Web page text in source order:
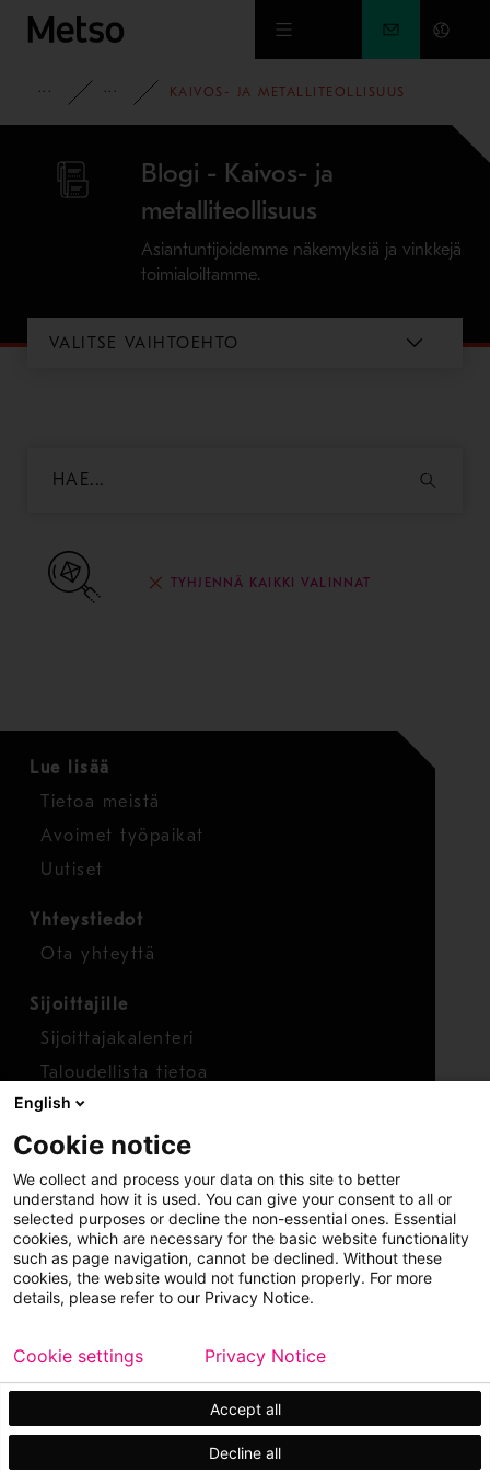
Siirry pääsisältöön
INSIGHTSBLOGI
KAIVOS- JA METALLITEOLLISUUS
Blogi - Kaivos- ja
metalliteollisuus
Asiantuntijoidemme näkemyksiä ja vinkkejä
toimialoiltamme.
VALITSE VAIHTOEHTO
TYHJENNÄ KAIKKI VALINNAT
Lue lisää
Tietoa meistä
Avoimet työpaikat
Uutiset
Yhteystiedot
Ota yhteyttä
Sijoittajille
Sijoittajakalenteri
Taloudellista tietoa
Osakkeet
Raportoi huolenaihe
Whistleblower-työkalu
Copyright © 2026 Metso
Sivukartta
Käyttöehdot
Tietosuoja Tavaramerkit
English
Cookie notice
We collect and process your data on this site to better
understand how it is used. You can give your consent to all or
selected purposes or decline the non-essential ones. Essential
cookies, which are necessary for the basic website functionality
such as page navigation, cannot be declined. Without these
cookies, the website would not function properly. For more
details, please refer to our Privacy Notice.
Accept all
Decline all
Cookie settings Privacy Notice